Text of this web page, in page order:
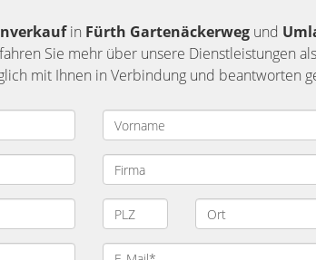
in Fürth Gartenäckerweg und
Sie mehr über unsere Dienstleistungen als
mit Ihnen in Verbindung und beantworten